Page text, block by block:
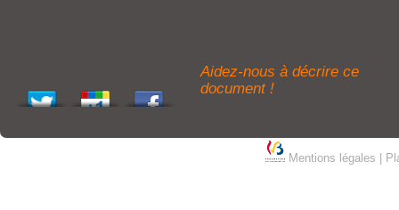
Aidez-nous à décrire ce
document !
Mentions légales